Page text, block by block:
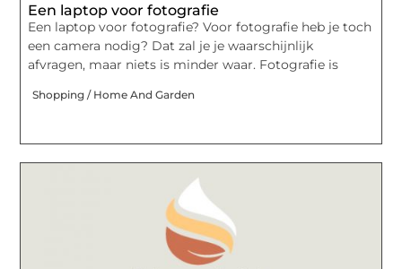
Een laptop voor fotografie
Een laptop voor fotografie? Voor fotografie heb je toch
een camera nodig? Dat zal je je waarschijnlijk
afvragen, maar niets is minder waar. Fotografie is
Shopping / Home And Garden